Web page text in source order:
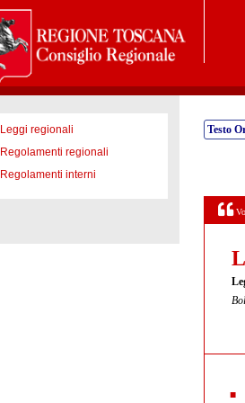
Leggi regionali
Regolamenti regionali
Regolamenti interni
Testo